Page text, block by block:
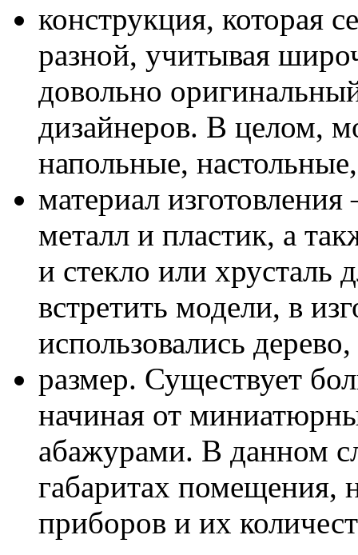
конструкция, которая
разной, учитывая
довольно
дизайнеров. В целом,
напольные,
материал
металл и пластик, а
и стекло или
встретить модели, в
использовались
размер. Существует
начиная от
абажурами. В данном
габаритах помещения,
приборов и их